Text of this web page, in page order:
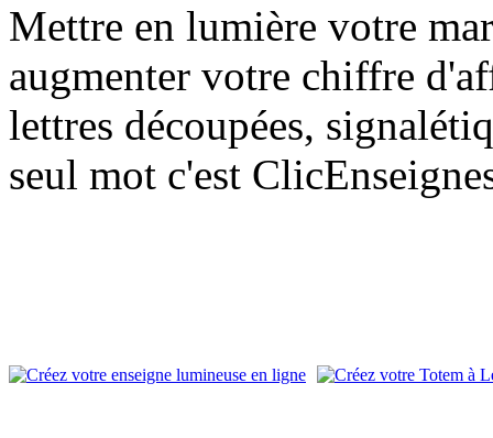
Mettre en lumière votre
augmenter votre chiffre
lettres découpées,
seul mot c'est